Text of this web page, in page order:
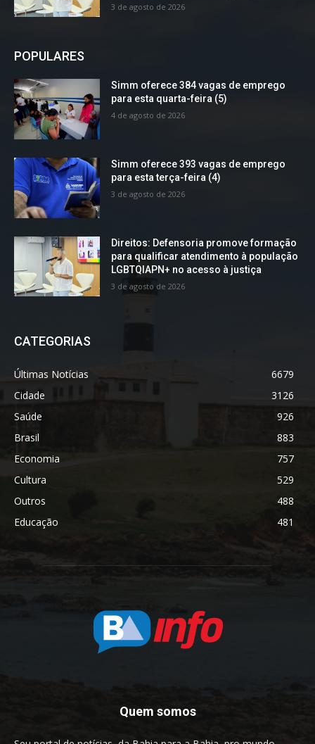
3 de agosto de 2026
POPULARES
Simm oferece 384 vagas de emprego
para esta quarta-feira (5)
4 de agosto de 2026
Simm oferece 393 vagas de emprego
para esta terça-feira (4)
3 de agosto de 2026
Direitos: Defensoria promove formação
para qualificar atendimento à população
LGBTQIAPN+ no acesso à justiça
3 de agosto de 2026
CATEGORIAS
Últimas Notícias
6679
Cidade
3126
Saúde
926
Brasil
883
Economia
757
Cultura
529
Outros
488
Educação
481
Quem somos